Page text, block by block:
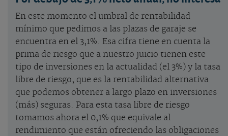
En este momento el umbral de rentabilidad
mínimo que pedimos a las plazas de garaje se
encuentra en el 3,1%. Esa cifra tiene en cuenta la
prima de riesgo que a nuestro juicio tienen este
tipo de inversiones en la actualidad (el 3%) y la tasa
libre de riesgo, que es la rentabilidad alternativa
que podemos obtener a largo plazo en inversiones
(más) seguras. Para esta tasa libre de riesgo
tomamos ahora el 0,1% que equivale al
rendimiento que están ofreciendo las obligaciones